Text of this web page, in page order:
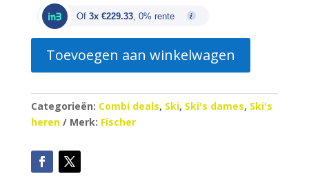
€1,229.00.€688.00.
Of 3x €229.33, 0% rente
Toevoegen aan winkelwagen
Categorieën: Combi deals, Ski, Ski's dames, Ski's
heren
Merk: Fischer